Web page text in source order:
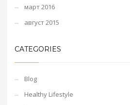
март 2016
август 2015
CATEGORIES
Blog
Healthy Lifestyle